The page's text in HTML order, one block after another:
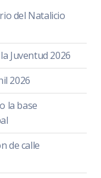
del Natalicio
Juventud 2026
2026
la base
de calle